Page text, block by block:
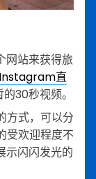
网站来获得旅
Instagram直
30秒视频。
方式，可以分
受欢迎程度不
示闪闪发光的